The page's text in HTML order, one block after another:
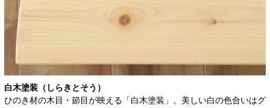
白木塗装（しらきとそう）
ひのき材の木目・節目が映える「白木塗装」。美しい白の色合いはグ